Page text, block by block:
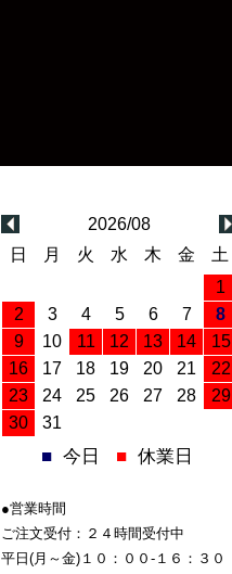
2026/08
日
月 火 水 木 金
土
1
2
3 4 5 6 7
8
9
10 11 12 13 14
15
16
17 18 19 20 21
22
23
24 25 26 27 28
29
30
31
■ 今日 ■ 休業日
●営業時間
ご注文受付：２４時間受付中
平日(月～金)１０：００-１６：３０